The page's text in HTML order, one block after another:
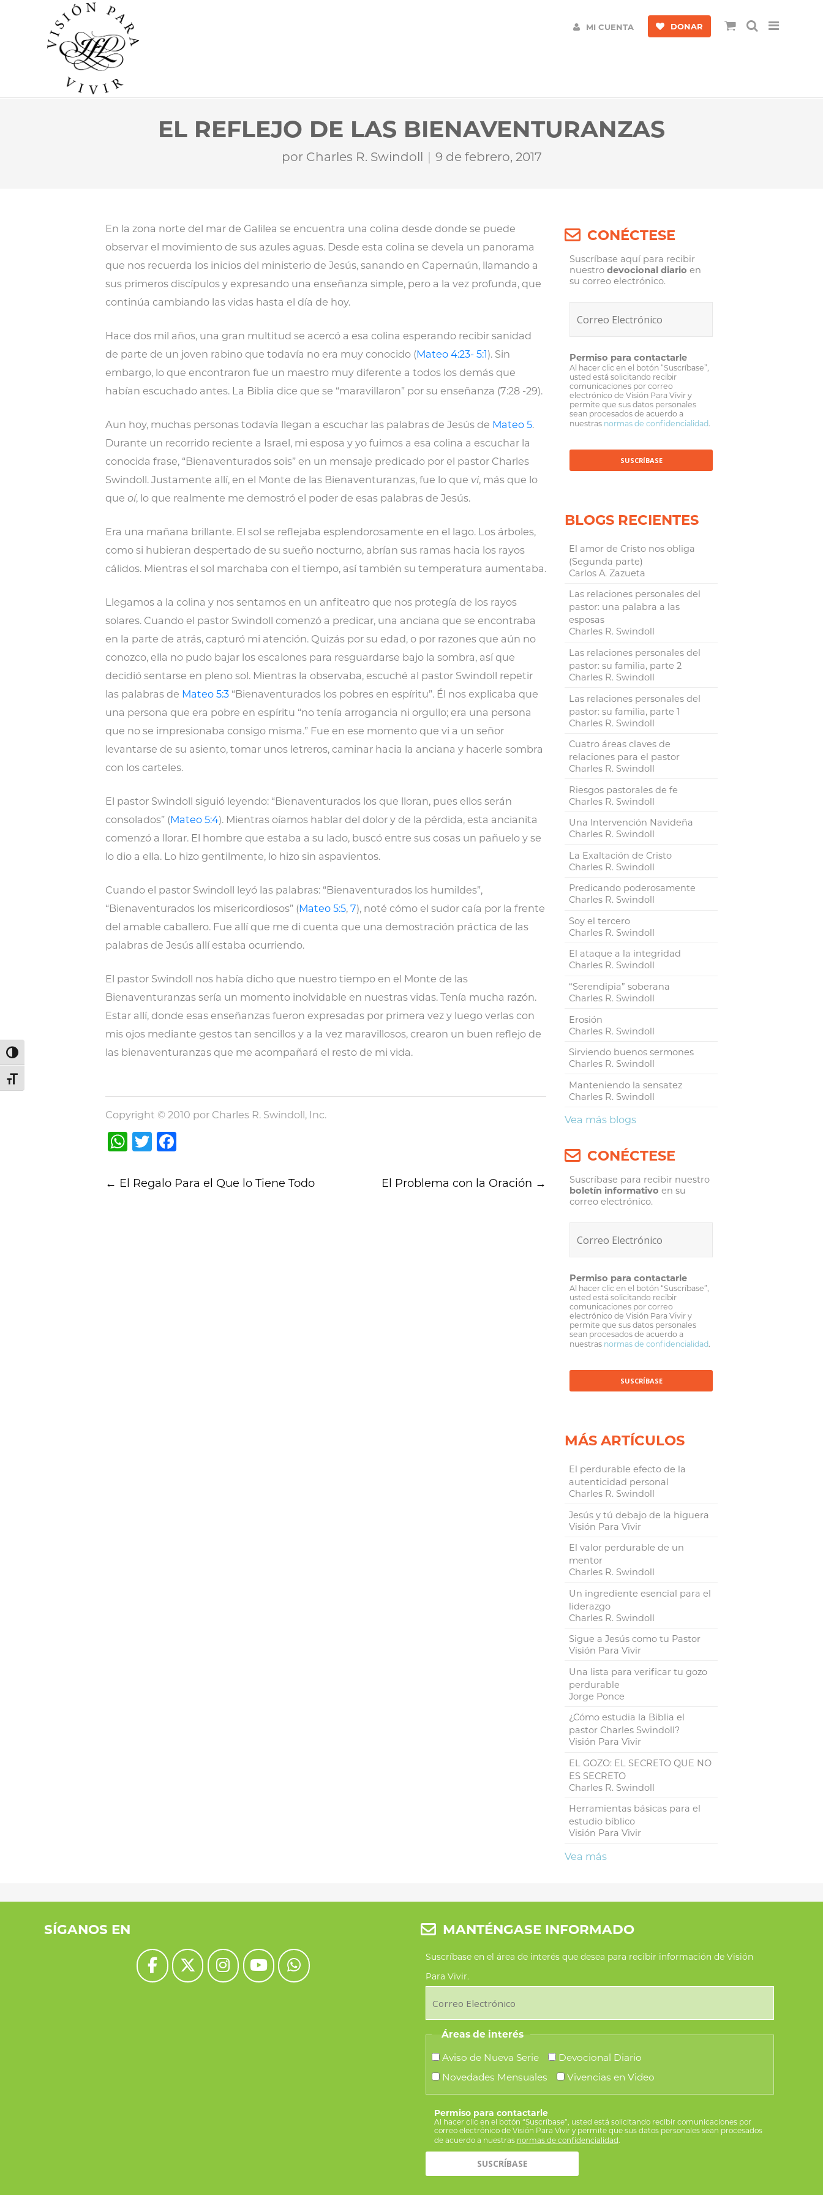
Alternar alto contraste
Alternar tamaño de letra
MI CUENTA DONAR
EL REFLEJO DE LAS BIENAVENTURANZAS
por Charles R. Swindoll 9 de febrero, 2017
En la zona norte del mar de Galilea se encuentra una colina desde donde se puede
observar el movimiento de sus azules aguas. Desde esta colina se devela un panorama
que nos recuerda los inicios del ministerio de Jesús, sanando en Capernaún, llamando a
sus primeros discípulos y expresando una enseñanza simple, pero a la vez profunda, que
continúa cambiando las vidas hasta el día de hoy.
Hace dos mil años, una gran multitud se acercó a esa colina esperando recibir sanidad
de parte de un joven rabino que todavía no era muy conocido (Mateo 4:23- 5:1). Sin
embargo, lo que encontraron fue un maestro muy diferente a todos los demás que
habían escuchado antes. La Biblia dice que se “maravillaron” por su enseñanza (7:28 -29).
Aun hoy, muchas personas todavía llegan a escuchar las palabras de Jesús de Mateo 5.
Durante un recorrido reciente a Israel, mi esposa y yo fuimos a esa colina a escuchar la
conocida frase, “Bienaventurados sois” en un mensaje predicado por el pastor Charles
Swindoll. Justamente allí, en el Monte de las Bienaventuranzas, fue lo que vi, más que lo
que oí, lo que realmente me demostró el poder de esas palabras de Jesús.
Era una mañana brillante. El sol se reflejaba esplendorosamente en el lago. Los árboles,
como si hubieran despertado de su sueño nocturno, abrían sus ramas hacia los rayos
cálidos. Mientras el sol marchaba con el tiempo, así también su temperatura aumentaba.
Llegamos a la colina y nos sentamos en un anfiteatro que nos protegía de los rayos
solares. Cuando el pastor Swindoll comenzó a predicar, una anciana que se encontraba
en la parte de atrás, capturó mi atención. Quizás por su edad, o por razones que aún no
conozco, ella no pudo bajar los escalones para resguardarse bajo la sombra, así que
decidió sentarse en pleno sol. Mientras la observaba, escuché al pastor Swindoll repetir
las palabras de Mateo 5:3 “Bienaventurados los pobres en espíritu”. Él nos explicaba que
una persona que era pobre en espíritu “no tenía arrogancia ni orgullo; era una persona
que no se impresionaba consigo misma.” Fue en ese momento que vi a un señor
levantarse de su asiento, tomar unos letreros, caminar hacia la anciana y hacerle sombra
con los carteles.
El pastor Swindoll siguió leyendo: “Bienaventurados los que lloran, pues ellos serán
consolados” (Mateo 5:4). Mientras oíamos hablar del dolor y de la pérdida, esta ancianita
comenzó a llorar. El hombre que estaba a su lado, buscó entre sus cosas un pañuelo y se
lo dio a ella. Lo hizo gentilmente, lo hizo sin aspavientos.
Cuando el pastor Swindoll leyó las palabras: “Bienaventurados los humildes”,
“Bienaventurados los misericordiosos” (Mateo 5:5, 7), noté cómo el sudor caía por la frente
del amable caballero. Fue allí que me di cuenta que una demostración práctica de las
palabras de Jesús allí estaba ocurriendo.
El pastor Swindoll nos había dicho que nuestro tiempo en el Monte de las
Bienaventuranzas sería un momento inolvidable en nuestras vidas. Tenía mucha razón.
Estar allí, donde esas enseñanzas fueron expresadas por primera vez y luego verlas con
mis ojos mediante gestos tan sencillos y a la vez maravillosos, crearon un buen reflejo de
las bienaventuranzas que me acompañará el resto de mi vida.
Copyright © 2010 por Charles R. Swindoll, Inc.
WhatsApp
Twitter
navigation
← El Regalo Para el Que lo Tiene Todo El Problema con la Oración →
CONÉCTESE
Suscríbase aquí para recibir
nuestrodevocional diario en
su correo electrónico.
Permiso para contactarle
Al hacer clic en el botón “Suscríbase”,
usted está solicitando recibir
comunicaciones por correo
electrónico de Visión Para Vivir y
permite que sus datos personales
sean procesados de acuerdo a
nuestras normas de confidencialidad.
BLOGS RECIENTES
El amor de Cristo nos obliga
(Segunda parte)
Carlos A. Zazueta
Las relaciones personales del
pastor: una palabra a las
esposas
Charles R. Swindoll
Las relaciones personales del
pastor: su familia, parte 2
Charles R. Swindoll
Las relaciones personales del
pastor: su familia, parte 1
Charles R. Swindoll
Cuatro áreas claves de
relaciones para el pastor
Charles R. Swindoll
Riesgos pastorales de fe
Charles R. Swindoll
Una Intervención Navideña
Charles R. Swindoll
La Exaltación de Cristo
Charles R. Swindoll
Predicando poderosamente
Charles R. Swindoll
Soy el tercero
Charles R. Swindoll
El ataque a la integridad
Charles R. Swindoll
“Serendipia” soberana
Charles R. Swindoll
Erosión
Charles R. Swindoll
Sirviendo buenos sermones
Charles R. Swindoll
Manteniendo la sensatez
Charles R. Swindoll
Vea más blogs
CONÉCTESE
Suscríbase para recibir nuestro
boletín informativo en su
correo electrónico.
Permiso para contactarle
Al hacer clic en el botón “Suscríbase”,
usted está solicitando recibir
comunicaciones por correo
electrónico de Visión Para Vivir y
permite que sus datos personales
sean procesados de acuerdo a
nuestras normas de confidencialidad.
MÁS ARTÍCULOS
El perdurable efecto de la
autenticidad personal
Charles R. Swindoll
Jesús y tú debajo de la higuera
Visión Para Vivir
El valor perdurable de un
mentor
Charles R. Swindoll
Un ingrediente esencial para el
liderazgo
Charles R. Swindoll
Sigue a Jesús como tu Pastor
Visión Para Vivir
Una lista para verificar tu gozo
perdurable
Jorge Ponce
¿Cómo estudia la Biblia el
pastor Charles Swindoll?
Visión Para Vivir
EL GOZO: EL SECRETO QUE NO
ES SECRETO
Charles R. Swindoll
Herramientas básicas para el
estudio bíblico
Visión Para Vivir
Vea más
SÍGANOS EN MANTÉNGASE INFORMADO
Suscríbase en el área de interés que desea para recibir información de Visión
Para Vivir.
Áreas de interés
Aviso de Nueva Serie
Devocional Diario
Novedades Mensuales
Vivencias en Video
Permiso para contactarle
Al hacer clic en el botón “Suscríbase”, usted está solicitando recibir comunicaciones por
correo electrónico de Visión Para Vivir y permite que sus datos personales sean procesados
de acuerdo a nuestras normas de confidencialidad.